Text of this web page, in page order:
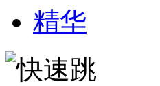
精华